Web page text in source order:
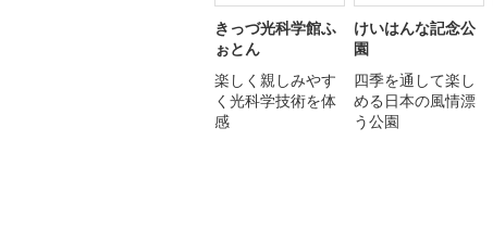
きっづ光科学館ふ
ぉとん
楽しく親しみやす
く光科学技術を体
感
けいはんな記念公
園
四季を通して楽し
める日本の風情漂
う公園